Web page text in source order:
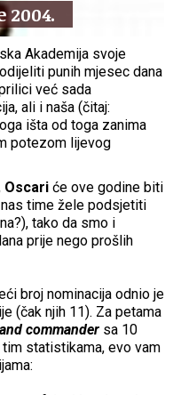
2004.
Akademija svoje
punih mjesec dana
već sada
ali i naša (čitaj:
išta od toga zanima
potezom lijevog
Oscari će ove godine biti
time žele podsjetiti
tako da smo i
prije nego prošlih
broj nominacija odnio je
(čak njih 11). Za petama
commander sa 10
statistikama, evo vam